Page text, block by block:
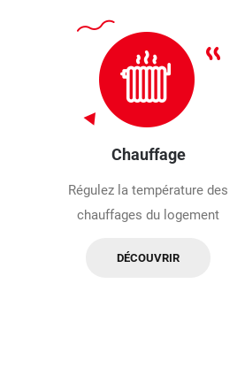
Chauffage
Régulez la température des
chauffages du logement
DÉCOUVRIR